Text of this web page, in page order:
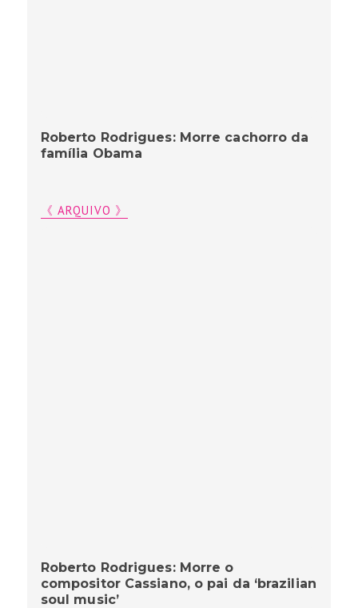
Roberto Rodrigues: Morre cachorro da
família Obama
《 ARQUIVO 》
Roberto Rodrigues: Morre o
compositor Cassiano, o pai da ‘brazilian
soul music’